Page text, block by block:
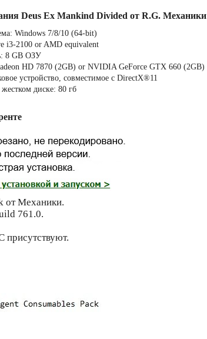
Deus Ex Mankind Divided от R.G. Механики
Windows 7/8/10 (64-bit)
i3-2100 or AMD equivalent
8 GB ОЗУ
HD 7870 (2GB) or NVIDIA GeForce GTX 660 (2GB)
устройство, совместимое с DirectX®11
диске: 80 гб
от Механики.
761.0.
присутствуют.